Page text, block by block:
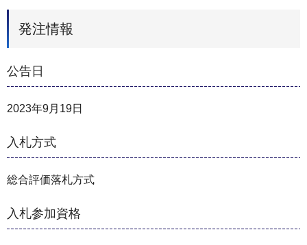
発注情報
公告日
2023年9月19日
入札方式
総合評価落札方式
入札参加資格